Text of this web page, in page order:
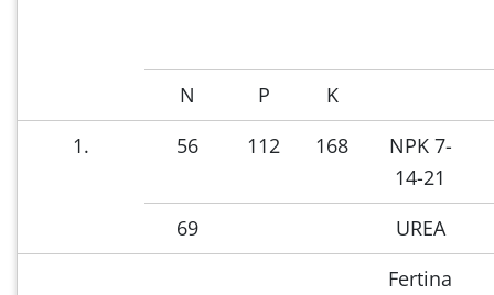
N P
K
1.
56 112 168
NPK 7-
14-21
69
UREA
Fertina